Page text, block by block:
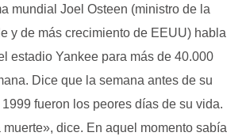
mundial Joel Osteen (ministro de la
y de más crecimiento de EEUU) habla
estadio Yankee para más de 40.000
Dice que la semana antes de su
fueron los peores días de su vida.
dice. En aquel momento sabía